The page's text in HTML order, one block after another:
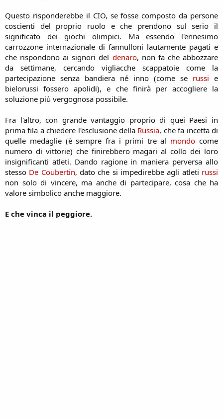
Questo risponderebbe il CIO, se fosse composto da persone
coscienti del proprio ruolo e che prendono sul serio il
significato dei giochi olimpici. Ma essendo l'ennesimo
carrozzone internazionale di fannulloni lautamente pagati e
che rispondono ai signori del denaro, non fa che abbozzare
da settimane, cercando vigliacche scappatoie come la
partecipazione senza bandiera né inno (come se russi e
bielorussi fossero apolidi), e che finirà per accogliere la
soluzione più vergognosa possibile.
Fra l'altro, con grande vantaggio proprio di quei Paesi in
prima fila a chiedere l'esclusione della Russia, che fa incetta di
quelle medaglie (è sempre fra i primi tre al mondo come
numero di vittorie) che finirebbero magari al collo dei loro
insignificanti atleti. Dando ragione in maniera perversa allo
stesso De Coubertin, dato che si impedirebbe agli atleti russi
non solo di vincere, ma anche di partecipare, cosa che ha
valore simbolico anche maggiore.
E che vinca il peggiore.